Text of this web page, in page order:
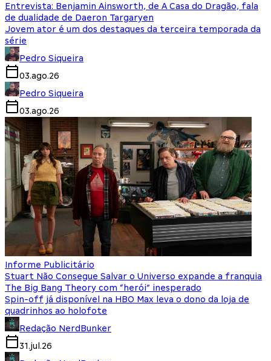
Entrevista: Benjamin Ainsworth, de A Casa do Dragão, fala
de dualidade de Daeron Targaryen
Jovem ator é um dos destaques da terceira temporada da
série
Pedro Siqueira
03.ago.26
Pedro Siqueira
03.ago.26
Informe Publicitário
Stuart Não Consegue Salvar o Universo expande a franquia
The Big Bang Theory com “herói” inesperado
Spin-off já disponível na HBO Max leva o dono da loja de
quadrinhos ao holofote
Redação NerdBunker
31.jul.26